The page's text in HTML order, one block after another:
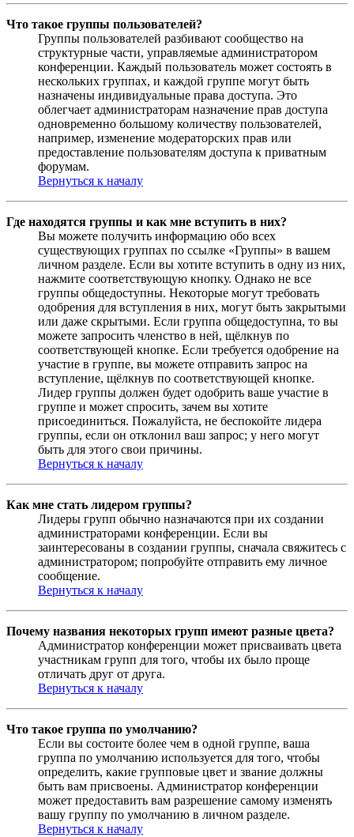
Что такое группы пользователей?
Группы пользователей разбивают сообщество на
структурные части, управляемые администратором
конференции. Каждый пользователь может состоять в
нескольких группах, и каждой группе могут быть
назначены индивидуальные права доступа. Это
облегчает администраторам назначение прав доступа
одновременно большому количеству пользователей,
например, изменение модераторских прав или
предоставление пользователям доступа к приватным
форумам.
Вернуться к началу
Где находятся группы и как мне вступить в них?
Вы можете получить информацию обо всех
существующих группах по ссылке «Группы» в вашем
личном разделе. Если вы хотите вступить в одну из них,
нажмите соответствующую кнопку. Однако не все
группы общедоступны. Некоторые могут требовать
одобрения для вступления в них, могут быть закрытыми
или даже скрытыми. Если группа общедоступна, то вы
можете запросить членство в ней, щёлкнув по
соответствующей кнопке. Если требуется одобрение на
участие в группе, вы можете отправить запрос на
вступление, щёлкнув по соответствующей кнопке.
Лидер группы должен будет одобрить ваше участие в
группе и может спросить, зачем вы хотите
присоединиться. Пожалуйста, не беспокойте лидера
группы, если он отклонил ваш запрос; у него могут
быть для этого свои причины.
Вернуться к началу
Как мне стать лидером группы?
Лидеры групп обычно назначаются при их создании
администраторами конференции. Если вы
заинтересованы в создании группы, сначала свяжитесь с
администратором; попробуйте отправить ему личное
сообщение.
Вернуться к началу
Почему названия некоторых групп имеют разные цвета?
Администратор конференции может присваивать цвета
участникам групп для того, чтобы их было проще
отличать друг от друга.
Вернуться к началу
Что такое группа по умолчанию?
Если вы состоите более чем в одной группе, ваша
группа по умолчанию используется для того, чтобы
определить, какие групповые цвет и звание должны
быть вам присвоены. Администратор конференции
может предоставить вам разрешение самому изменять
вашу группу по умолчанию в личном разделе.
Вернуться к началу